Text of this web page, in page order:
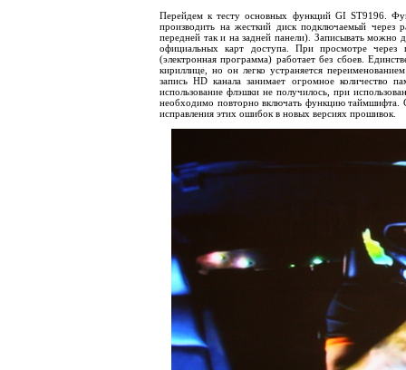
Перейдем к тесту основных функций GI ST9196.
производить на жесткий диск подключаемый через
передней так и на задней панели). Записывать можно
официальных карт доступа. При просмотре
(электронная программа) работает без сбоев.
кириллице, но он легко устраняется
записьHD канала занимает огромное количество
использование флэшки не получилось, при
необходимо повторно включать функцию таймшифта.
исправления этих ошибок в новых версиях прошивок.